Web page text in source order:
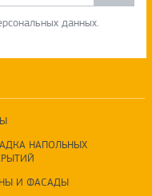
данных.
НАПОЛЬНЫХ
И ФАСАДЫ